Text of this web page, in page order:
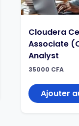
Cloudera
Associate
Analyst
35000 CFA
Ajouter